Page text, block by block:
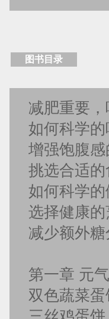
图书目录
减肥重要
如何科学
增强饱腹感
挑选合适的
如何科学的
选择健康
减少额外糖
第一章 元
双色蔬菜蛋